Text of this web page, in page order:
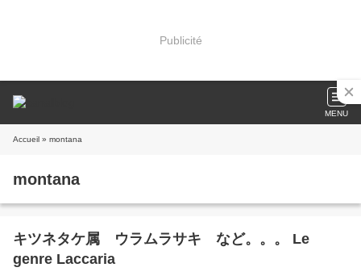
Publicité
MENU
Accueil » montana
montana
キツネタケ属 ウラムラサキ など。。。 Le
genre Laccaria